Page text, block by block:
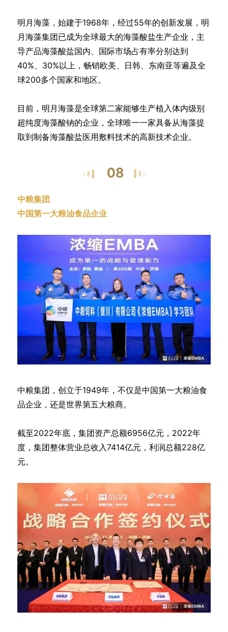
明月海藻，始建于1968年，经过55年的创新发展，明
月海藻集团已成为全球最大的海藻酸盐生产企业，主
导产品海藻酸盐国内、国际市场占有率分别达到
40%、30%以上，畅销欧美、日韩、东南亚等遍及全
球200多个国家和地区。
目前，明月海藻是全球第二家能够生产植入体内级别
超纯度海藻酸钠的企业，全球唯一一家具备从海藻提
取到制备海藻酸盐医用敷料技术的高新技术企业。
中粮集团
中国第一大粮油食品企业
中粮集团，创立于1949年，不仅是中国第一大粮油食
品企业，还是世界第五大粮商。
截至2022年底，集团资产总额6956亿元，2022年
度，集团整体营业总收入7414亿元，利润总额228亿
元。